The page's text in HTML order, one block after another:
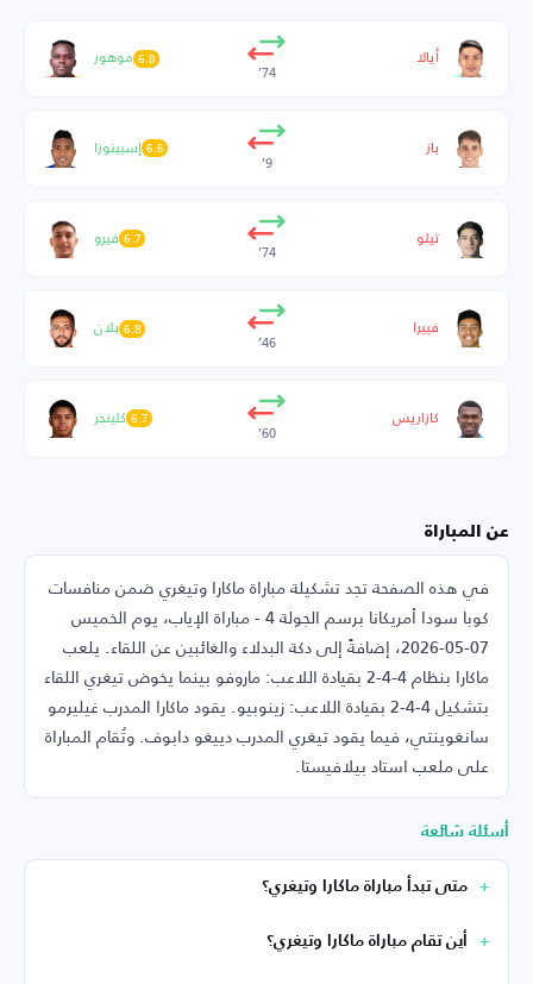
أيالا
74’
موهور6.8
باز
9’
إسبينوزا6.6
تيلو
74’
فيرو 6.7
فييرا
46’
بلان 6.8
كازاريس
60’
كلينجر 6.7
عن المباراة
في هذه الصفحة تجد تشكيلة مباراة ماكارا وتيغري ضمن منافسات
كوبا سودا أمريكانا برسم الجولة 4 - مباراة الإياب، يوم الخميس
07-05-2026، إضافةً إلى دكة البدلاء والغائبين عن اللقاء. يلعب
ماكارا بنظام 4-4-2 بقيادة اللاعب: ماروفو بينما يخوض تيغري اللقاء
بتشكيل 4-4-2 بقيادة اللاعب: زينوبيو. يقود ماكارا المدرب غيليرمو
سانغوينتي، فيما يقود تيغري المدرب دييغو دابوف. وتُقام المباراة
على ملعب استاد بيلافيستا.
أسئلة شائعة
متى تبدأ مباراة ماكارا وتيغري؟
أين تقام مباراة ماكارا وتيغري؟